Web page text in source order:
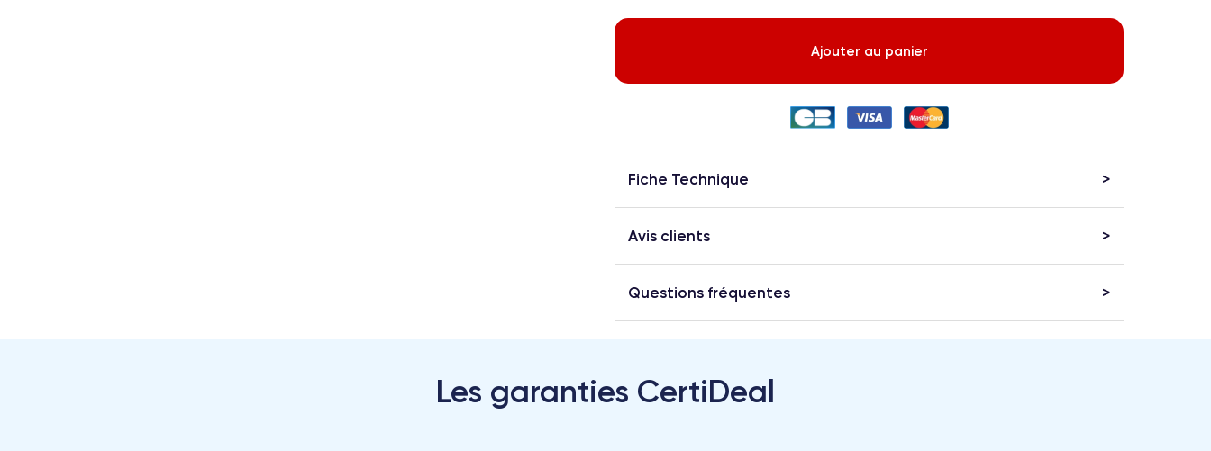
Ajouter au panier
Fiche Technique
Avis clients
Questions fréquentes
Les garanties CertiDeal